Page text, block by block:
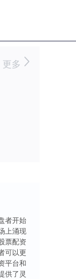
更多
者开始
上涌现
票配资
可以更
平台和
供了灵